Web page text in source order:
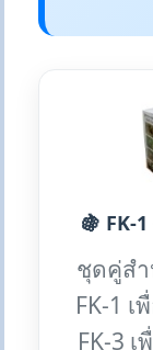
🍇 FK-
ชุดคู่ส
FK-1
FK-3